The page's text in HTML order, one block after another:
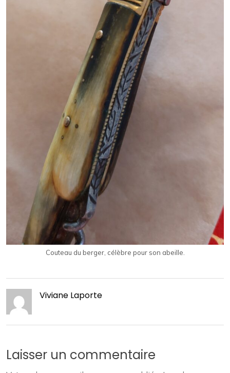
Couteau du berger, célèbre pour son abeille.
Viviane Laporte
Laisser un commentaire